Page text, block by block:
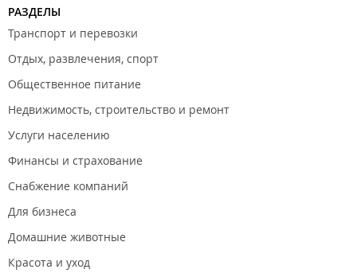
РАЗДЕЛЫ
Транспорт и перевозки
Отдых, развлечения, спорт
Общественное питание
Недвижимость, строительство и ремонт
Услуги населению
Финансы и страхование
Снабжение компаний
Для бизнеса
Домашние животные
Красота и уход